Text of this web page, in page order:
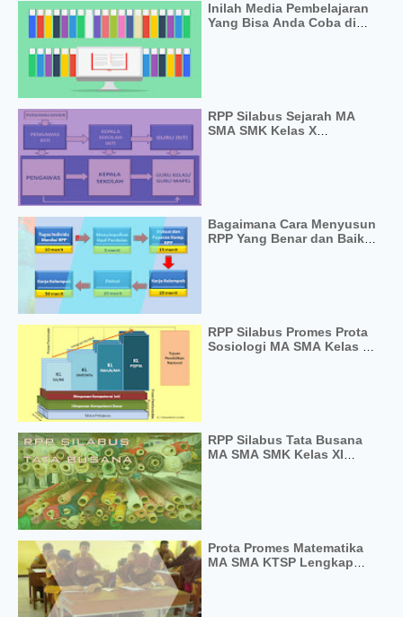
Inilah Media Pembelajaran
Yang Bisa Anda Coba di
RPP Silabus Sejarah MA
SMA SMK Kelas X
Bagaimana Cara Menyusun
RPP Yang Benar dan Baik?
RPP Silabus Promes Prota
Sosiologi MA SMA Kelas X
RPP Silabus Tata Busana
MA SMA SMK Kelas XI
Prota Promes Matematika
MA SMA KTSP Lengkap